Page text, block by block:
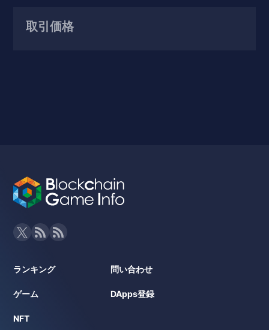
取引価格
ランキング
ゲーム
NFT
問い合わせ
DApps登録